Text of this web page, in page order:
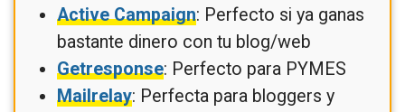
Active Campaign: Perfecto si ya ganas
bastante dinero con tu blog/web
Getresponse: Perfecto para PYMES
Mailrelay: Perfecta para bloggers y